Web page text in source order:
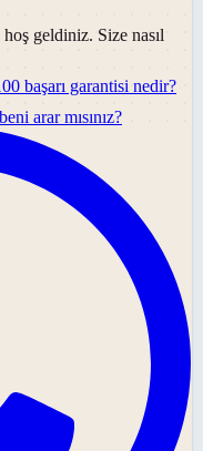
geldiniz. Size nasıl
başarı garantisi nedir?
arar mısınız?